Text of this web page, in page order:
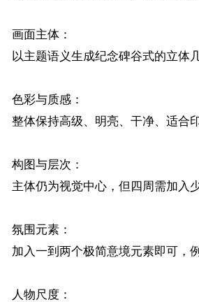
画面主体：
以主题语义生成纪念碑谷式的立
色彩与质感：
整体保持高级、明亮、干净、适合
构图与层次：
主体仍为视觉中心，但四周需加
氛围元素：
加入一到两个极简意境元素即可，
人物尺度：